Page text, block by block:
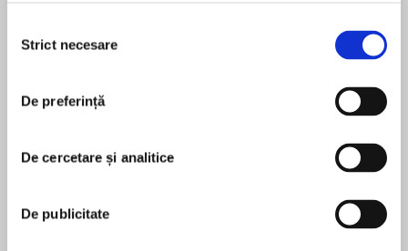
consimțământului
Strict necesare
De preferință
De cercetare și analitice
De publicitate
„Magistral!“ - Télérama
Prix Goncourt 2024
Prix Transfuge 2024
Aube, fata care vestește venirea zorilor, este o
În acest moment nu există recenzii